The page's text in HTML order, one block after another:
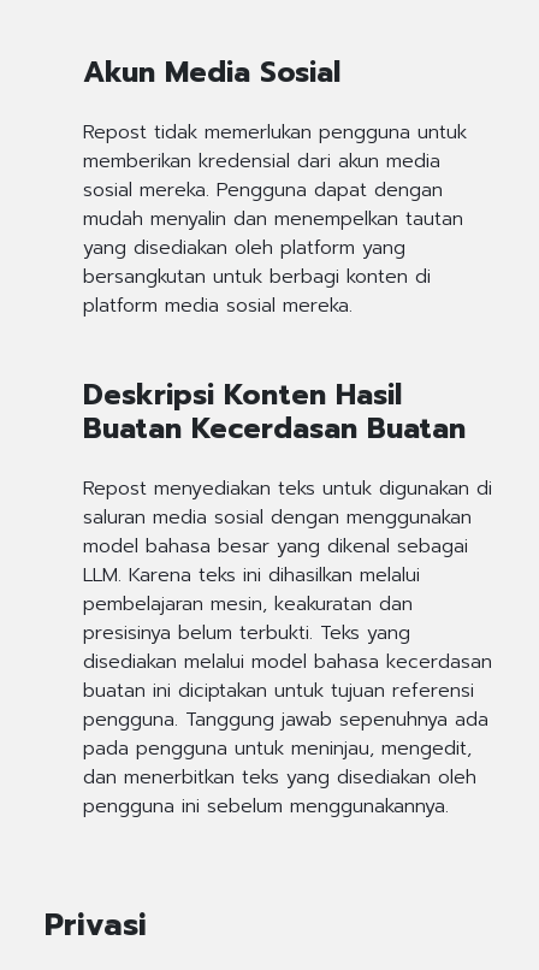
Akun Media Sosial
Repost tidak memerlukan pengguna untuk
memberikan kredensial dari akun media
sosial mereka. Pengguna dapat dengan
mudah menyalin dan menempelkan tautan
yang disediakan oleh platform yang
bersangkutan untuk berbagi konten di
platform media sosial mereka.
Deskripsi Konten Hasil
Buatan Kecerdasan Buatan
Repost menyediakan teks untuk digunakan di
saluran media sosial dengan menggunakan
model bahasa besar yang dikenal sebagai
LLM. Karena teks ini dihasilkan melalui
pembelajaran mesin, keakuratan dan
presisinya belum terbukti. Teks yang
disediakan melalui model bahasa kecerdasan
buatan ini diciptakan untuk tujuan referensi
pengguna. Tanggung jawab sepenuhnya ada
pada pengguna untuk meninjau, mengedit,
dan menerbitkan teks yang disediakan oleh
pengguna ini sebelum menggunakannya.
Privasi